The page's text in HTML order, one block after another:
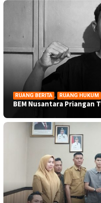
RUANG BERITA , RUANG HUKUM
BEM Nusantara